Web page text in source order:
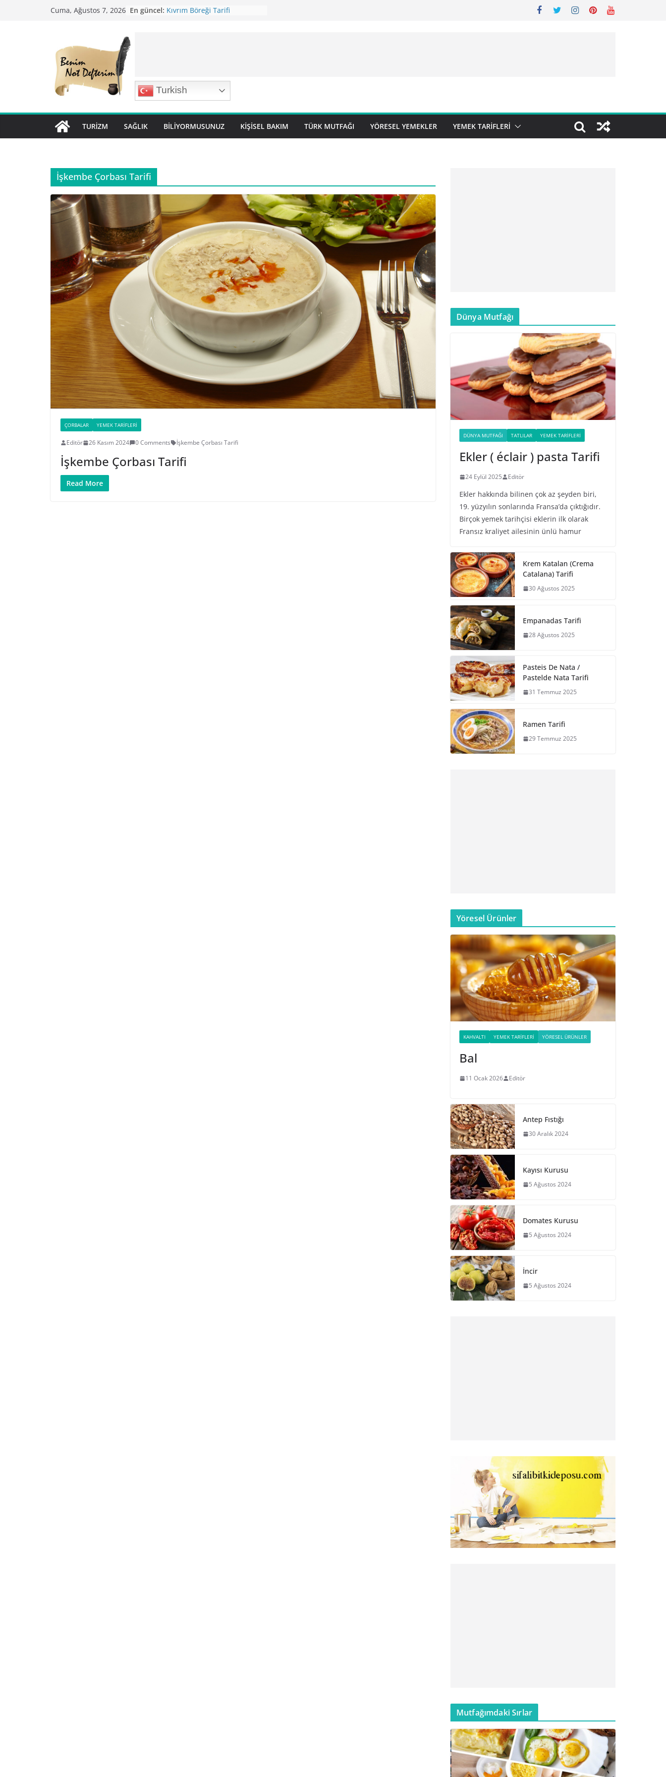
Cuma, Ağustos 7, 2026 En güncel: Kıvrım Böreği Tarifi
Turkish
TURIZM SAĞLIK BILIYORMUSUNUZ KIŞISEL BAKIM TÜRK MUTFAĞI YÖRESEL YEMEKLER YEMEK TARIFLERI
İşkembe Çorbası Tarifi
ÇORBALAR YEMEK TARIFLERI
Editör 26 Kasım 2024 0 Comments İşkembe Çorbası Tarifi
İşkembe Çorbası Tarifi
Read More
Dünya Mutfağı
DÜNYA MUTFAĞI TATLILAR YEMEK TARIFLERI
Ekler ( éclair ) pasta Tarifi
24 Eylül 2025 Editör
Ekler hakkında bilinen çok az şeyden biri,
19. yüzyılın sonlarında Fransa’da çıktığıdır.
Birçok yemek tarihçisi eklerin ilk olarak
Fransız kraliyet ailesinin ünlü hamur
Krem Katalan (Crema
Catalana) Tarifi
30 Ağustos 2025
Empanadas Tarifi
28 Ağustos 2025
Pasteis De Nata /
Pastelde Nata Tarifi
31 Temmuz 2025
Ramen Tarifi
29 Temmuz 2025
Yöresel Ürünler
KAHVALTI YEMEK TARIFLERI YÖRESEL ÜRÜNLER
Bal
11 Ocak 2026 Editör
Antep Fıstığı
30 Aralık 2024
Kayısı Kurusu
5 Ağustos 2024
Domates Kurusu
5 Ağustos 2024
İncir
5 Ağustos 2024
Mutfağımdaki Sırlar